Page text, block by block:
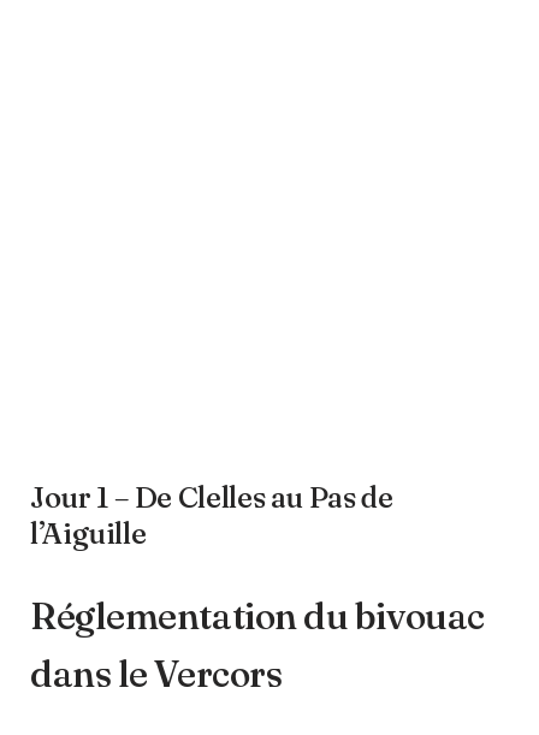
Jour 1 – De Clelles au Pas de
l’Aiguille
Réglementation du bivouac
dans le Vercors